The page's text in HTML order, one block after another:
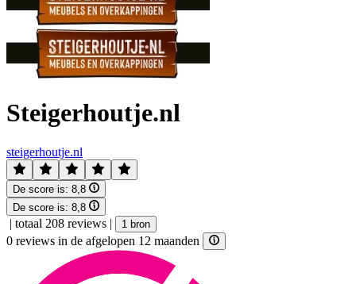
Steigerhoutje.nl
steigerhoutje.nl
De score is: 8,8
De score is: 8,8
| totaal 208 reviews | 1 bron
0 reviews in de afgelopen 12 maanden